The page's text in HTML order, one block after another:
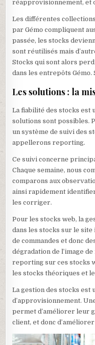
réapprovisionnement, et
Les différentes
par Gémo compliquent
passée, les stocks
sont réutilisés mais
Stocks qui sont alors
dans les entrepôts Gémo.
Les solutions : la
La fiabilité des stocks est
solutions sont possibles.
un système de suivi des
appellerons reporting.
Ce suivi concerne
Chaque semaine, nous
comparons aux
ainsi rapidement
les corriger.
Pour les stocks web, la
dans les stocks sur le
de commandes et donc
dégradation de l’image
reporting sur ces stocks
les stocks théoriques et
La gestion des stocks est
d’approvisionnement.
permet d’améliorer leur
client, et donc